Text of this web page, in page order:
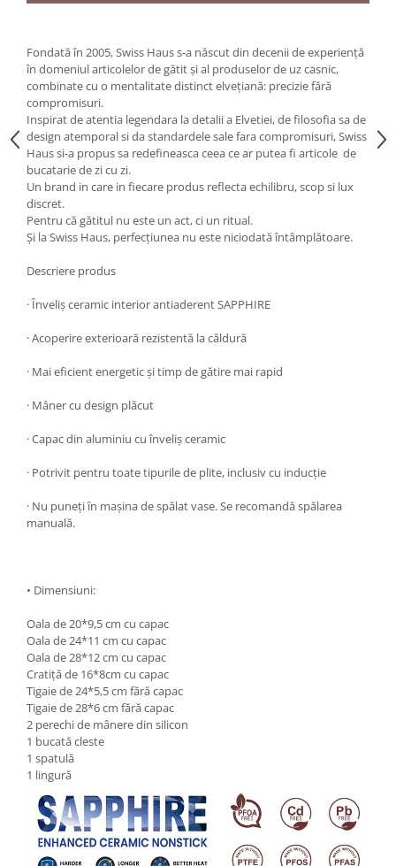
Tavi copt
Tigai
Vesela si tacamuri
Boluri
Farfurii
Scurgatoare vase
Seturi de tacamuri
Suporturi pentru tacamuri
Cani
Pahare
Scrumiere
Suporturi farfurii
Suporturi pahare, cesti, cani
Ustensile cofetarie si patiserie
Ramekin
Tavi si forme prajituri
Facalete
Ornare, insiropare si decorare
prajituri
Portionatoare si feliatoare
Posuri si duiuri
Raclete patiserie
Suporturi prajituri
Tavi detasabile
Tavi si forme fursecuri
Ustensile antiaderente
Ustensile de masura
Fondată în 2005, Swiss Haus s-a născut din decenii de experiență
în domeniul articolelor de gătit și al produselor de uz casnic,
combinate cu o mentalitate distinct elvețiană: precizie fără
compromisuri.
Inspirat de atentia legendara la detalii a Elvetiei, de filosofia sa de
design atemporal si da standardele sale fara compromisuri, Swiss
Haus si-a propus sa redefineasca ceea ce ar putea fi articole de
bucatarie de zi cu zi.
Un brand in care in fiecare produs reflecta echilibru, scop si lux
discret.
Pentru că gătitul nu este un act, ci un ritual.
Și la Swiss Haus, perfecțiunea nu este niciodată întâmplătoare.
Descriere produs
· Înveliș ceramic interior antiaderent SAPPHIRE
· Acoperire exterioară rezistentă la căldură
· Mai eficient energetic și timp de gătire mai rapid
· Mâner cu design plăcut
· Capac din aluminiu cu înveliș ceramic
· Potrivit pentru toate tipurile de plite, inclusiv cu inducție
· Nu puneți în mașina de spălat vase. Se recomandă spălarea
manuală.
• Dimensiuni:
Oala de 20*9,5 cm cu capac
Oala de 24*11 cm cu capac
Oala de 28*12 cm cu capac
Cratiță de 16*8cm cu capac
Tigaie de 24*5,5 cm fără capac
Tigaie de 28*6 cm fără capac
2 perechi de mânere din silicon
1 bucată cleste
1 spatulă
1 lingură